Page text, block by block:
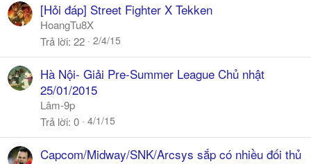
[Hỏi đáp] Street Fighter X Tekken
HoangTu8X
Trả lời 22 2/4/15
Hà Nội- Giải Pre-Summer League Chủ nhật
25/01/2015
Lâm-9p
Trả lời 0 4/1/15
Capcom/Midway/SNK/Arcsys sắp có nhiều đối thủ